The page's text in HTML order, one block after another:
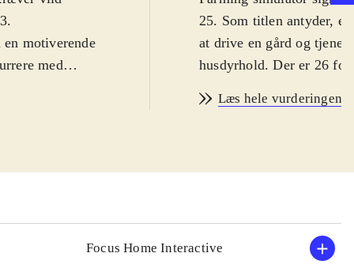
.
motiverende
med
også at man
og sælge sine
25. Som titlen antyder,
at drive en gård og tjene
husdyrhold. Der er 26
penge man tjener kan
Der er ved første
simulator-serien toppen
Konsollen kæmper med
er en blandet
Læs hele vurderingen
Focus Home Interactive